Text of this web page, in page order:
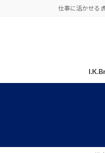
仕事に活かせる